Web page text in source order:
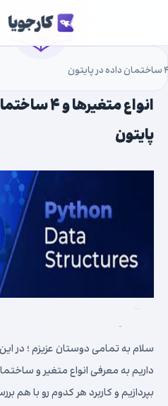
انواع
پایتون
سلام به تمامی دوستان عزیزم ؛ در
داریم به معرفی انواع متغیر و
بپردازیم و کاربرد هر کدوم رو با هم